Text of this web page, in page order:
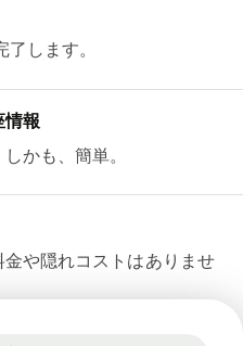
します。
情報
かも、簡単。
や隠れコストはありませ